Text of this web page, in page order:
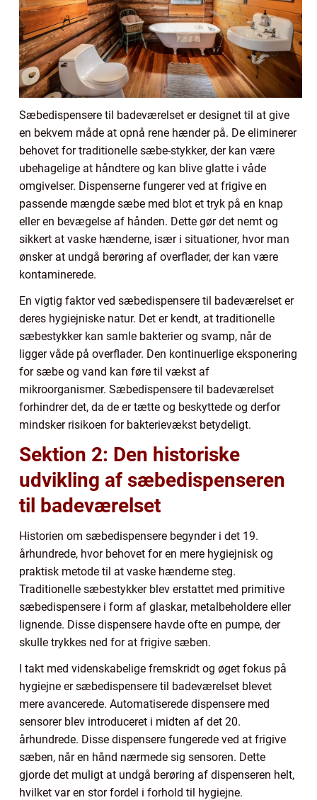
Sæbedispensere til badeværelset er designet til at give
en bekvem måde at opnå rene hænder på. De eliminerer
behovet for traditionelle sæbe-stykker, der kan være
ubehagelige at håndtere og kan blive glatte i våde
omgivelser. Dispenserne fungerer ved at frigive en
passende mængde sæbe med blot et tryk på en knap
eller en bevægelse af hånden. Dette gør det nemt og
sikkert at vaske hænderne, især i situationer, hvor man
ønsker at undgå berøring af overflader, der kan være
kontaminerede.
En vigtig faktor ved sæbedispensere til badeværelset er
deres hygiejniske natur. Det er kendt, at traditionelle
sæbestykker kan samle bakterier og svamp, når de
ligger våde på overflader. Den kontinuerlige eksponering
for sæbe og vand kan føre til vækst af
mikroorganismer. Sæbedispensere til badeværelset
forhindrer det, da de er tætte og beskyttede og derfor
mindsker risikoen for bakterievækst betydeligt.
Sektion 2: Den historiske
udvikling af sæbedispenseren
til badeværelset
Historien om sæbedispensere begynder i det 19.
århundrede, hvor behovet for en mere hygiejnisk og
praktisk metode til at vaske hænderne steg.
Traditionelle sæbestykker blev erstattet med primitive
sæbedispensere i form af glaskar, metalbeholdere eller
lignende. Disse dispensere havde ofte en pumpe, der
skulle trykkes ned for at frigive sæben.
I takt med videnskabelige fremskridt og øget fokus på
hygiejne er sæbedispensere til badeværelset blevet
mere avancerede. Automatiserede dispensere med
sensorer blev introduceret i midten af det 20.
århundrede. Disse dispensere fungerede ved at frigive
sæben, når en hånd nærmede sig sensoren. Dette
gjorde det muligt at undgå berøring af dispenseren helt,
hvilket var en stor fordel i forhold til hygiejne.